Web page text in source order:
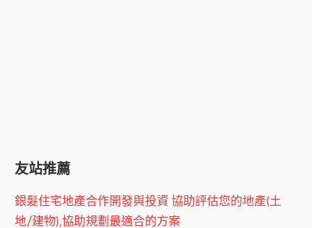
友站推薦
銀髮住宅地產合作開發與投資 協助評估您的地產(土
地/建物),協助規劃最適合的方案